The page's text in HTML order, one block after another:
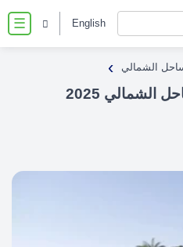
☰ English
الشمالي ›
2025